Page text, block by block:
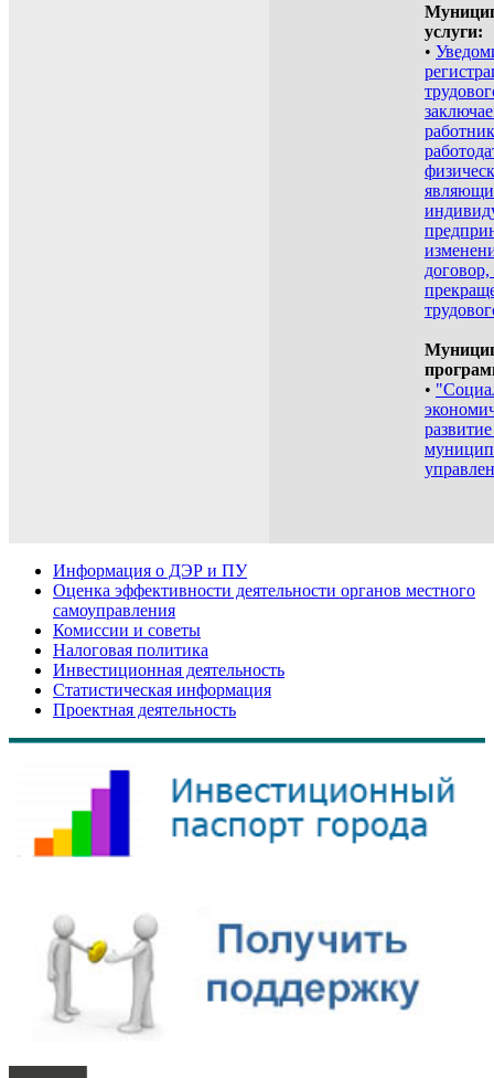
услуги:
•
договор,
•
Информация о ДЭР и ПУ
Оценка эффективности деятельности органов местного
самоуправления
Комиссии и советы
Налоговая политика
Инвестиционная деятельность
Статистическая информация
Проектная деятельность